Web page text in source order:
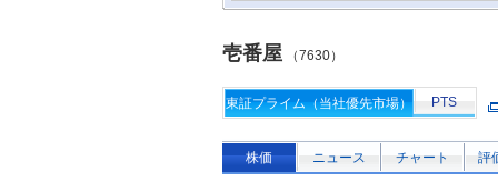
壱番屋 （7630）
東証プライム（当社優先市場） PTS
株価 ニュース チャート 評